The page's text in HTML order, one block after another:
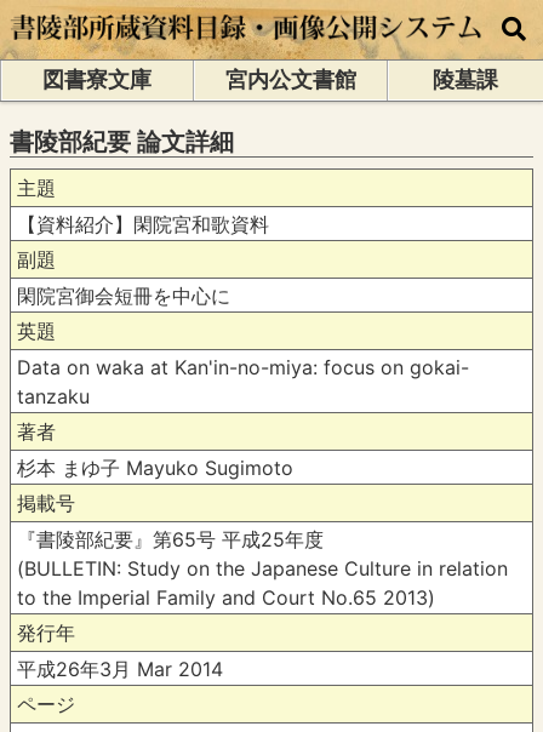
図書寮文庫 宮内公文書館 陵墓課
書陵部紀要 論文詳細
主題
【資料紹介】閑院宮和歌資料
副題
閑院宮御会短冊を中心に
英題
Data on waka at Kan'in-no-miya: focus on gokai-
tanzaku
著者
杉本 まゆ子 Mayuko Sugimoto
掲載号
『書陵部紀要』第65号 平成25年度
(BULLETIN: Study on the Japanese Culture in relation
to the Imperial Family and Court No.65 2013)
発行年
平成26年3月 Mar 2014
ページ